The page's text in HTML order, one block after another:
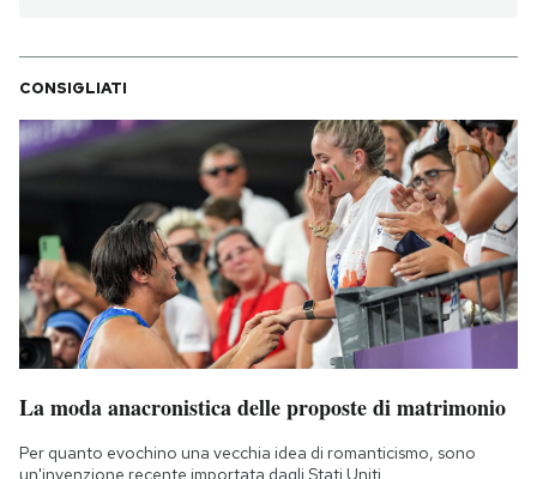
CONSIGLIATI
La moda anacronistica delle proposte di matrimonio
Per quanto evochino una vecchia idea di romanticismo, sono
un'invenzione recente importata dagli Stati Uniti